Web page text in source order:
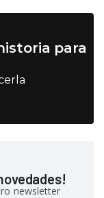
para
newsletter